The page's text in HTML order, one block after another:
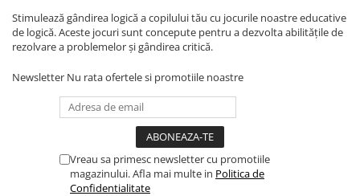
Stimulează gândirea logică a copilului tău cu jocurile noastre educative
de logică. Aceste jocuri sunt concepute pentru a dezvolta abilitățile de
rezolvare a problemelor și gândirea critică.
Newsletter Nu rata ofertele si promotiile noastre
Vreau sa primesc newsletter cu promotiile
magazinului. Afla mai multe in Politica de
Confidentialitate